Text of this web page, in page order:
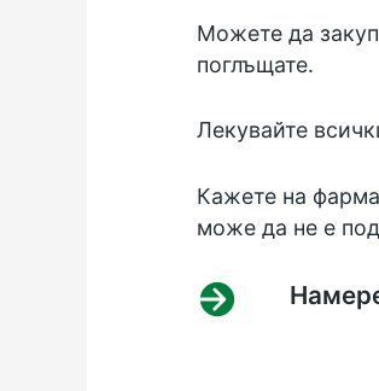
Можете да
поглъщате.
Лекувайте
Кажете на
може да не е